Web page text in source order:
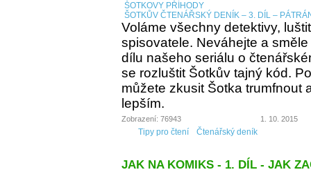
ŠOTKOVY PŘÍHODY
ŠOTKŮV ČTENÁŘSKÝ DENÍK – 3. DÍL –
Voláme všechny detektivy,
spisovatele. Neváhejte a
dílu našeho seriálu o
se rozluštit Šotkův tajný kód.
můžete zkusit Šotka trumfnout
lepším.
Zobrazení: 76943 1. 10. 2015
Tipy pro čtení Čtenářský deník
JAK NA KOMIKS - 1. DÍL - JAK